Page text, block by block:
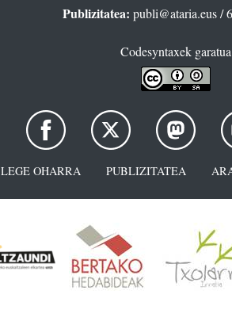
Publizitatea: publi@ataria.eus/
Codesyntaxek garatua
LEGE OHARRA PUBLIZITATEA